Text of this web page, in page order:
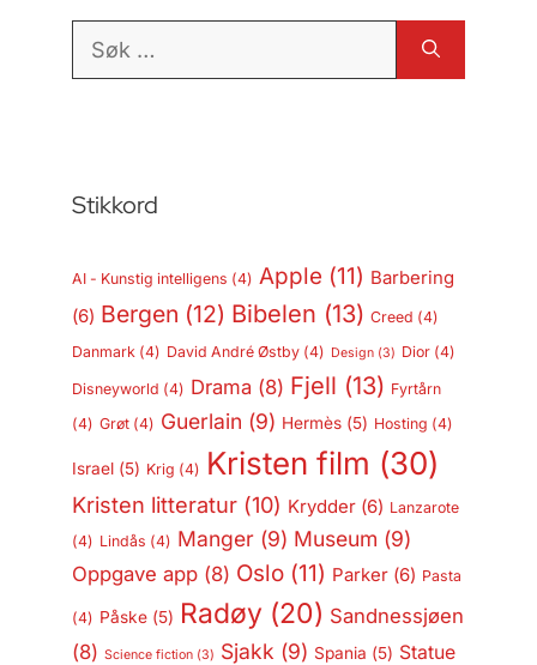
Søk
Stikkord
AI - Kunstig intelligens (4) Apple (11) Barbering
(6) Bergen (12) Bibelen (13) Creed (4)
Danmark(4) David André Østby(4) Design(3) Dior(4)
Disneyworld (4) Drama (8) Fjell (13) Fyrtårn
(4) Grøt(4) Guerlain (9) Hermès(5) Hosting (4)
Israel(5) Krig (4) Kristen film (30)
Kristen litteratur(10) Krydder(6) Lanzarote
(4) Lindås (4) Manger(9) Museum (9)
Oppgave app(8) Oslo(11) Parker(6) Pasta
(4) Påske(5) Radøy(20) Sandnessjøen
(8) Science fiction(3) Sjakk (9) Spania (5) Statue